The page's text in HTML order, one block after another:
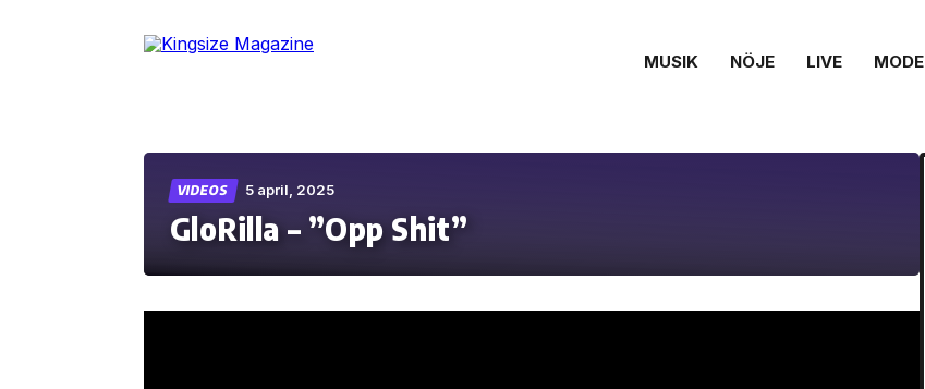
MUSIK NÖJE LIVE MODE
VIDEOS 5 april, 2025
GloRilla – ”Opp Shit”